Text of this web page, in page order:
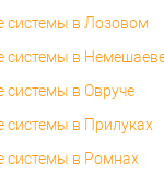
системы в Лозовом
системы в
системы в Овруче
в Прилуках
системы в Ромнах